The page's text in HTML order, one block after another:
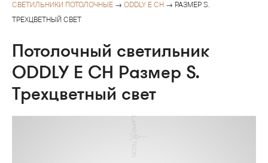
СВЕТИЛЬНИКИ ПОТОЛОЧНЫЕ → ODDLY E CH → РАЗМЕР S.
ТРЕХЦВЕТНЫЙ СВЕТ
Потолочный светильник
ODDLY E CH Размер S.
Трехцветный свет